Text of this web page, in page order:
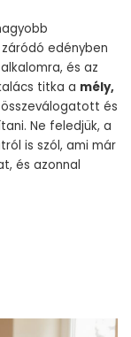
edényben
és az
titka a mély,
és
Ne feledjük, a
is szól, ami már
és azonnal